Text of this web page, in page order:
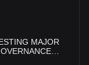
• 📈 ADX
• 🎯 Score:
• 🎯 TP3:
MAJOR